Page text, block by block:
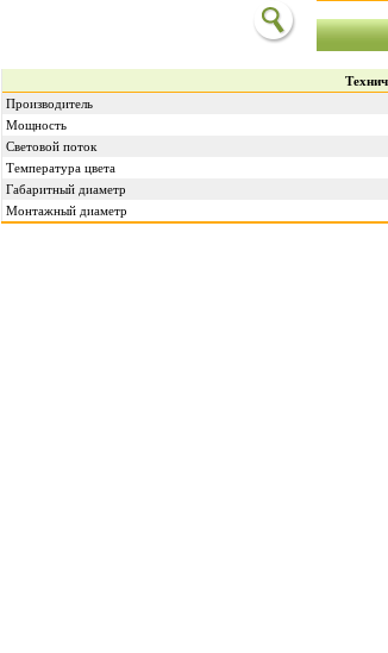
Производитель
Мощность
Световой поток
Температура цвета
Габаритный диаметр
Монтажный диаметр